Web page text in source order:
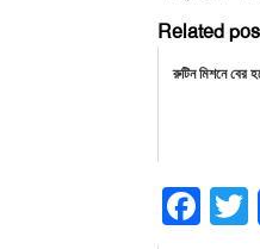
Related
রুটিন মিশনে বের